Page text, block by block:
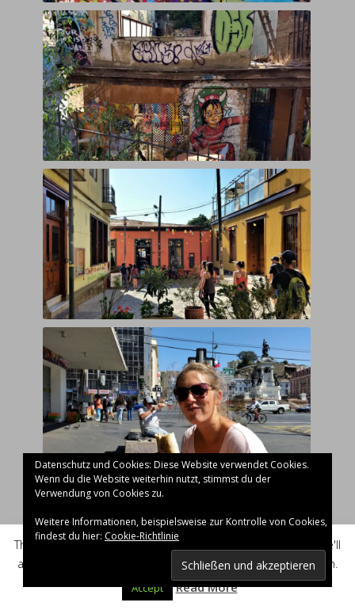
Datenschutz und Cookies: Diese Website verwendet Cookies.
Wenn du die Website weiterhin nutzt, stimmst du der
Verwendung von Cookies zu.
Weitere Informationen, beispielsweise zur Kontrolle von Cookies,
findest du hier: Cookie-Richtlinie
Privacy & Cookies Policy